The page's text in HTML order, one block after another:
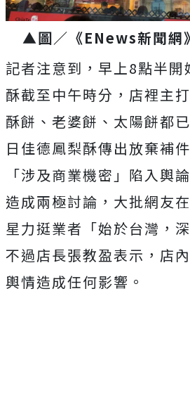
▲圖／《ENews新聞網
記者注意到，早上8點半
酥截至中午時分，店裡主
酥餅、老婆餅、太陽餅都
日佳德鳳梨酥傳出放棄補
「涉及商業機密」陷入輿
造成兩極討論，大批網友
星力挺業者「始於台灣，
不過店長張教盈表示，店
輿情造成任何影響。